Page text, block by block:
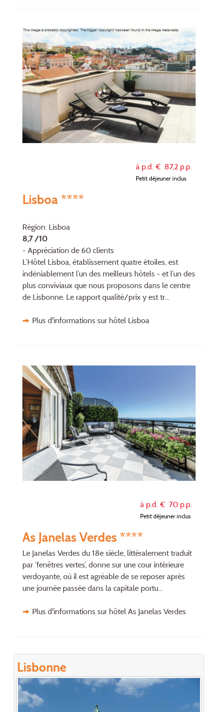
à p.d. € 87,2 p.p.
Petit déjeuner inclus
Lisboa ****
Région: Lisboa
8,7 /10
- Appréciation de 60 clients
L’Hôtel Lisboa, établissement quatre étoiles, est
indéniablement l’un des meilleurs hôtels - et l’un des
plus conviviaux que nous proposons dans le centre
de Lisbonne. Le rapport qualité/prix y est tr...
Plus d'informations sur hôtel Lisboa
à p.d. € 70 p.p.
Petit déjeuner inclus
As Janelas Verdes ****
Le Janelas Verdes du 18e siècle, littéralement traduit
par ‘fenêtres vertes’, donne sur une cour intérieure
verdoyante, où il est agréable de se reposer après
une journée passée dans la capitale portu...
Plus d'informations sur hôtel As Janelas Verdes
Lisbonne